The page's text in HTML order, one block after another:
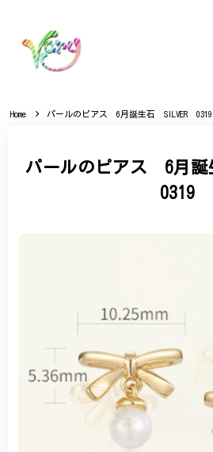
Home パールのピアス 6月誕生石 SILVER 0319
パールのピアス 6月
0319